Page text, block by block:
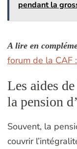
pendant la
A lire en
forum de la CAF
Les aides
la pension
Souvent, la
couvrir